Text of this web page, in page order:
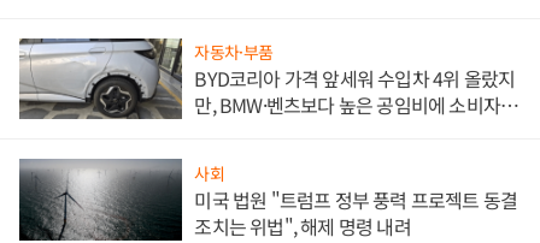
자동차·부품
BYD코리아 가격 앞세워 수입차 4위 올랐지
만, BMW·벤츠보다 높은 공임비에 소비자
사회
미국 법원 "트럼프 정부 풍력 프로젝트 동결
조치는 위법", 해제 명령 내려